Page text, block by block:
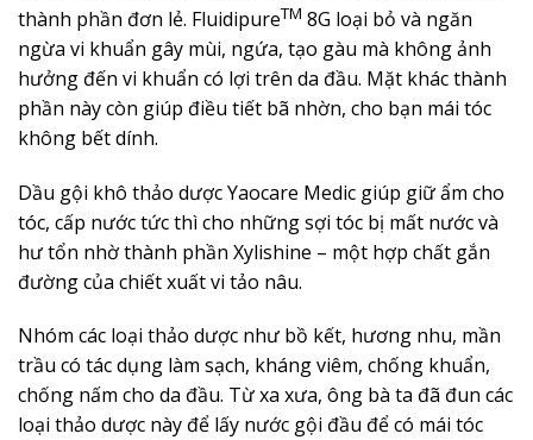
thành phần đơn lẻ. FluidipureTM 8G loại bỏ và ngăn
ngừa vi khuẩn gây mùi, ngứa, tạo gàu mà không ảnh
hưởng đến vi khuẩn có lợi trên da đầu. Mặt khác thành
phần này còn giúp điều tiết bã nhờn, cho bạn mái tóc
không bết dính.
Dầu gội khô thảo dược Yaocare Medic giúp giữ ẩm cho
tóc, cấp nước tức thì cho những sợi tóc bị mất nước và
hư tổn nhờ thành phần Xylishine – một hợp chất gắn
đường của chiết xuất vi tảo nâu.
Nhóm các loại thảo dược như bồ kết, hương nhu, mần
trầu có tác dụng làm sạch, kháng viêm, chống khuẩn,
chống nấm cho da đầu. Từ xa xưa, ông bà ta đã đun các
loại thảo dược này để lấy nước gội đầu để có mái tóc